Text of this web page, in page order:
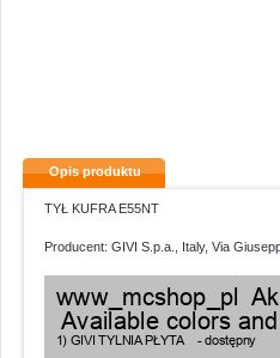
Opis produktu
TYŁ KUFRA E55NT
Producent: GIVI S.p.a., Italy, Via